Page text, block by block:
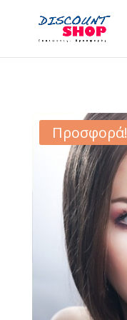
Προσφορά!